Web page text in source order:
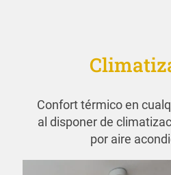
Confort térmico en
al disponer de
por aire